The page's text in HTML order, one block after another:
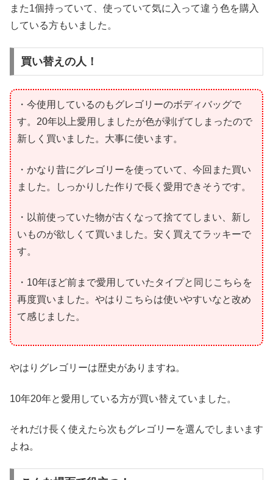
また1個持っていて、使っていて気に入って違う色を購入
している方もいました。
買い替えの人！
・今使用しているのもグレゴリーのボディバッグで
す。20年以上愛用しましたが色が剥げてしまったので
新しく買いました。大事に使います。
・かなり昔にグレゴリーを使っていて、今回また買い
ました。しっかりした作りで長く愛用できそうです。
・以前使っていた物が古くなって捨ててしまい、新し
いものが欲しくて買いました。安く買えてラッキーで
す。
・10年ほど前まで愛用していたタイプと同じこちらを
再度買いました。やはりこちらは使いやすいなと改め
て感じました。
やはりグレゴリーは歴史がありますね。
10年20年と愛用している方が買い替えていました。
それだけ長く使えたら次もグレゴリーを選んでしまいます
よね。